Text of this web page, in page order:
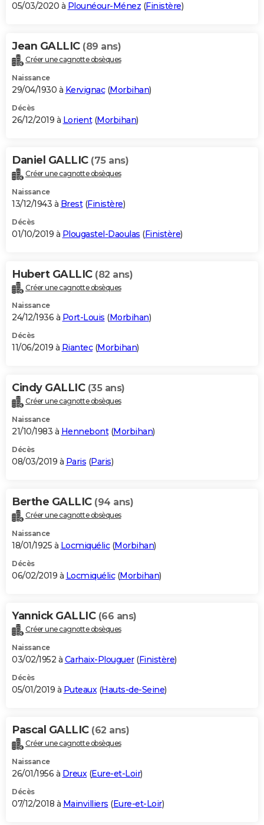
05/03/2020 à Plounéour-Ménez (Finistère)
Jean GALLIC (89 ans)
Créer une cagnotte obsèques
Naissance
29/04/1930 à Kervignac(Morbihan)
Décès
26/12/2019 à Lorient(Morbihan)
Daniel GALLIC (75 ans)
Créer une cagnotte obsèques
Naissance
13/12/1943 à Brest(Finistère)
Décès
01/10/2019 à Plougastel-Daoulas (Finistère)
Hubert GALLIC (82 ans)
Créer une cagnotte obsèques
Naissance
24/12/1936 à Port-Louis (Morbihan)
Décès
11/06/2019 à Riantec(Morbihan)
Cindy GALLIC (35 ans)
Créer une cagnotte obsèques
Naissance
21/10/1983 à Hennebont(Morbihan)
Décès
08/03/2019 à Paris (Paris)
Berthe GALLIC (94 ans)
Créer une cagnotte obsèques
Naissance
18/01/1925 à Locmiquélic(Morbihan)
Décès
06/02/2019 à Locmiquélic(Morbihan)
Yannick GALLIC (66 ans)
Créer une cagnotte obsèques
Naissance
03/02/1952 à Carhaix-Plouguer(Finistère)
Décès
05/01/2019 à Puteaux(Hauts-de-Seine)
Pascal GALLIC (62 ans)
Créer une cagnotte obsèques
Naissance
26/01/1956 à Dreux(Eure-et-Loir)
Décès
07/12/2018 à Mainvilliers (Eure-et-Loir)